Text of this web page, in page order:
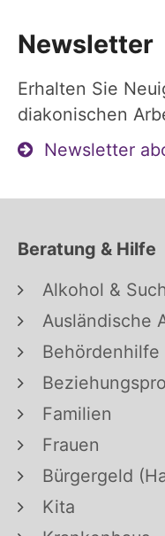
Newsletter
Erhalten Sie
diakonischen
Newsletter
Beratung & Hilfe
Alkohol &
Ausländische
Behördenhilfe
Familien
Frauen
Bürgergeld
Kita